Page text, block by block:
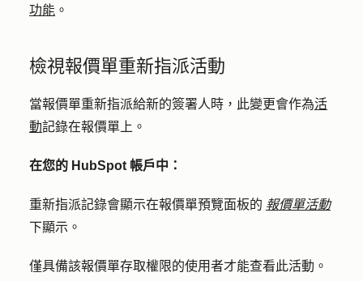
功能 。
檢視報價單重新指派活動
當報價單重新指派給新的簽署人時，此變更會作為活
動記錄在報價單上。
在您的 HubSpot 帳戶中：
重新指派記錄會顯示在報價單預覽面板的 報價單活動
下顯示。
僅具備該報價單存取權限的使用者才能查看此活動。